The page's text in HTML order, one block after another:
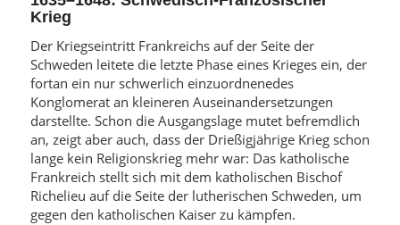
Krieg
Der Kriegseintritt Frankreichs auf der Seite der
Schweden leitete die letzte Phase eines Krieges ein, der
fortan ein nur schwerlich einzuordnenedes
Konglomerat an kleineren Auseinandersetzungen
darstellte. Schon die Ausgangslage mutet befremdlich
an, zeigt aber auch, dass der Drießigjährige Krieg schon
lange kein Religionskrieg mehr war: Das katholische
Frankreich stellt sich mit dem katholischen Bischof
Richelieu auf die Seite der lutherischen Schweden, um
gegen den katholischen Kaiser zu kämpfen.